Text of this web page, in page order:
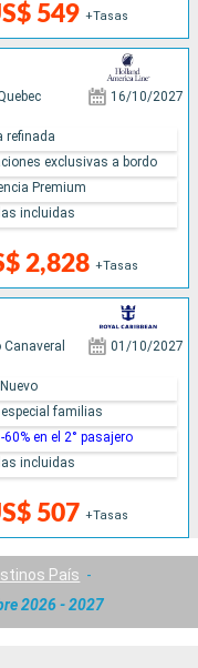
549 +Tasas
16/10/2027
2,828 +Tasas
refinada
exclusivas a bordo
Premium
incluidas
Canaveral 01/10/2027
507 +Tasas
especial familias
60% en el 2° pasajero
incluidas
País
2026 - 2027